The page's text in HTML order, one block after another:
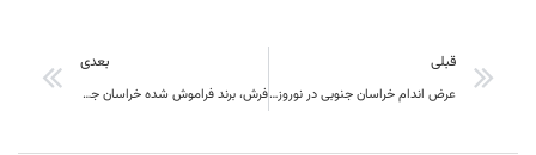
قبلی
عرض اندام خراسان جنوبی در نوروزگاه ایرانی
بعدی
فرش، برند فراموش شده خراسان جنوبی